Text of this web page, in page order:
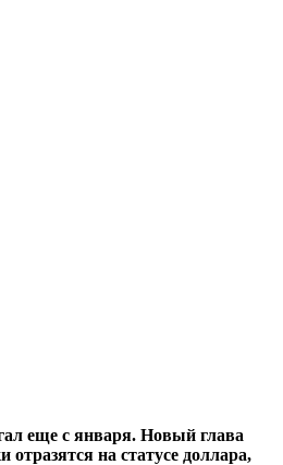
еще с января. Новый глава
на статусе доллара,